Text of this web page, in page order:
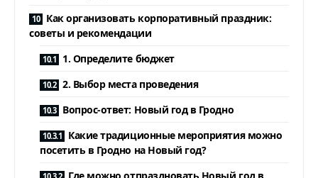
Как организовать корпоративный праздник:
советы и рекомендации
1. Определите бюджет
2. Выбор места проведения
Вопрос-ответ: Новый год в Гродно
Какие традиционные мероприятия можно
посетить в Гродно на Новый год?
Где можно отпраздновать Новый год в